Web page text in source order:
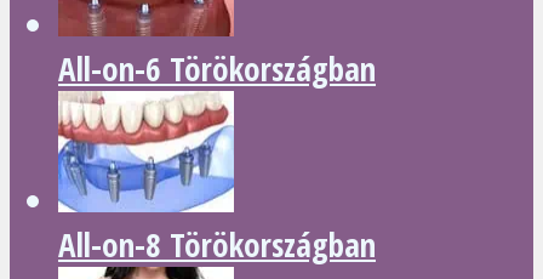
All-on-6 Törökországban
All-on-8 Törökországban